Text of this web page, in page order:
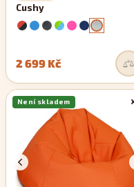
Cushy
2 699 Kč
Není skladem